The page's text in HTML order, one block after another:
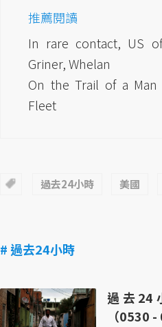
推薦閱讀
In rare contact, US
Griner, Whelan
On the Trail of a Man
Fleet
過去24小時 美國
# 過去24小時
過去24
（0530 -